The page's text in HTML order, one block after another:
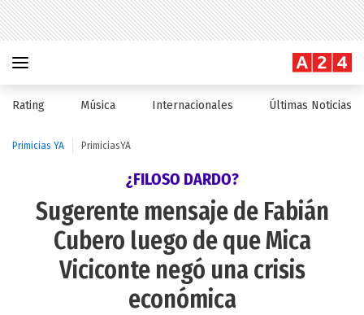
Rating Música Internacionales Últimas Noticias
Primicias YA PrimiciasYA
¿FILOSO DARDO?
Sugerente mensaje de Fabián
Cubero luego de que Mica
Viciconte negó una crisis
económica